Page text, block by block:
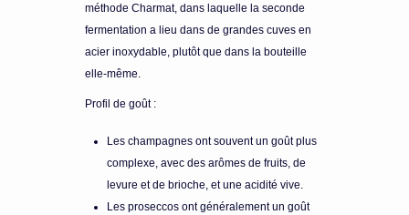
méthode Charmat, dans laquelle la seconde
fermentation a lieu dans de grandes cuves en
acier inoxydable, plutôt que dans la bouteille
elle-même.
Profil de goût :
Les champagnes ont souvent un goût plus
complexe, avec des arômes de fruits, de
levure et de brioche, et une acidité vive.
Les proseccos ont généralement un goût